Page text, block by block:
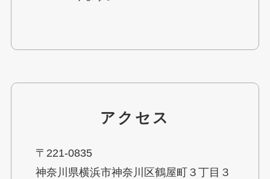
アクセス
〒221-0835
神奈川県横浜市神奈川区鶴屋町３丁目３